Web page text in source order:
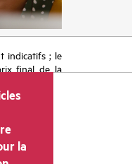
indicatifs ; le
final de la
sur la vente
prix de la
revendeur
d’autres
affiché.
la